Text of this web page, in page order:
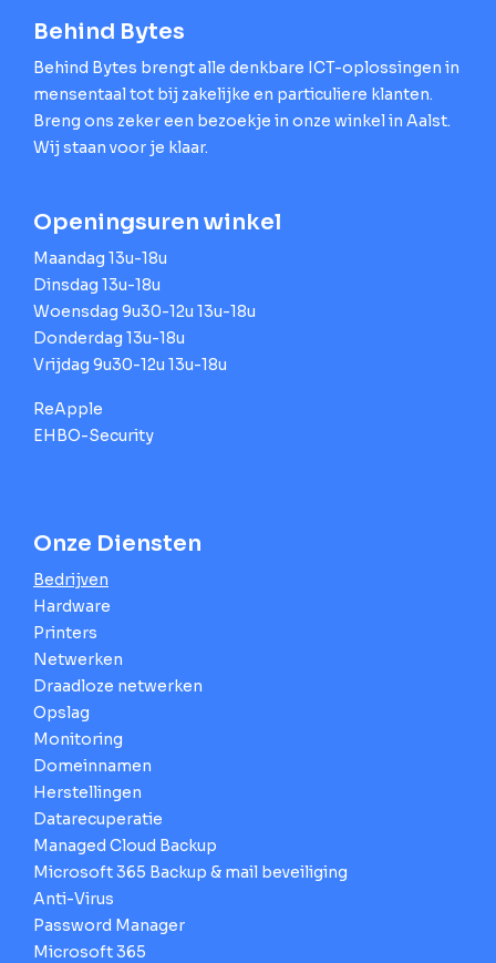
Behind Bytes
Behind Bytes brengt alle denkbare ICT-oplossingen in
mensentaal tot bij zakelijke en particuliere klanten.
Breng ons zeker een bezoekje in onze winkel in Aalst.
Wij staan voor je klaar.
Openingsuren winkel
Maandag 13u-18u
Dinsdag 13u-18u
Woensdag 9u30-12u 13u-18u
Donderdag 13u-18u
Vrijdag 9u30-12u 13u-18u
ReApple
EHBO-Security
Onze Diensten
Bedrijven
Hardware
Printers
Netwerken
Draadloze netwerken
Opslag
Monitoring
Domeinnamen
Herstellingen
Datarecuperatie
Managed Cloud Backup
Microsoft 365 Backup & mail beveiliging
Anti-Virus
Password Manager
Microsoft 365